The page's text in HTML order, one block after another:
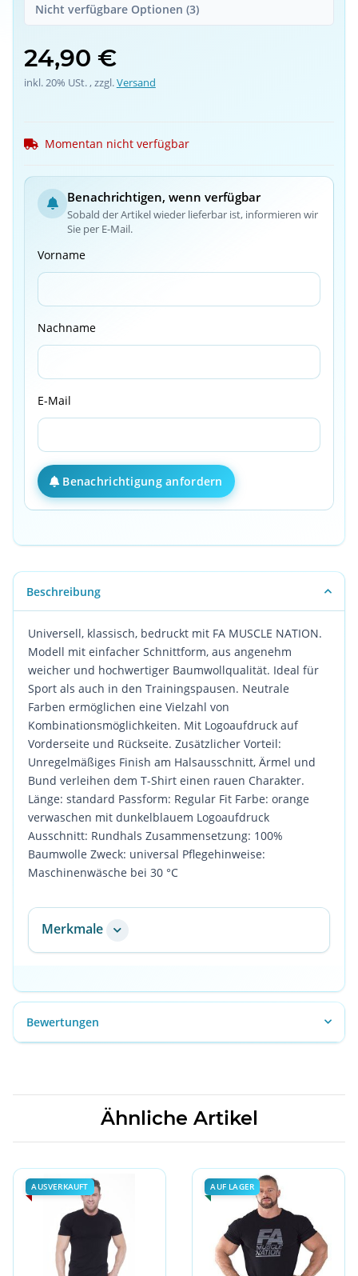
Nicht verfügbare Optionen (3)
24,90 €
inkl. 20% USt. , zzgl.Versand
Momentan nicht verfügbar
Benachrichtigen, wenn verfügbar
Sobald der Artikel wieder lieferbar ist, informieren wir
Sie per E-Mail.
Vorname
Nachname
E-Mail
Benachrichtigung anfordern
Beschreibung
Universell, klassisch, bedruckt mit FA MUSCLE NATION.
Modell mit einfacher Schnittform, aus angenehm
weicher und hochwertiger Baumwollqualität. Ideal für
Sport als auch in den Trainingspausen. Neutrale
Farben ermöglichen eine Vielzahl von
Kombinationsmöglichkeiten. Mit Logoaufdruck auf
Vorderseite und Rückseite. Zusätzlicher Vorteil:
Unregelmäßiges Finish am Halsausschnitt, Ärmel und
Bund verleihen dem T-Shirt einen rauen Charakter.
Länge: standard Passform: Regular Fit Farbe: orange
verwaschen mit dunkelblauem Logoaufdruck
Ausschnitt: Rundhals Zusammensetzung: 100%
Baumwolle Zweck: universal Pflegehinweise:
Maschinenwäsche bei 30 °C
Merkmale
Bewertungen
Ähnliche Artikel
AUSVERKAUFT AUF LAGER